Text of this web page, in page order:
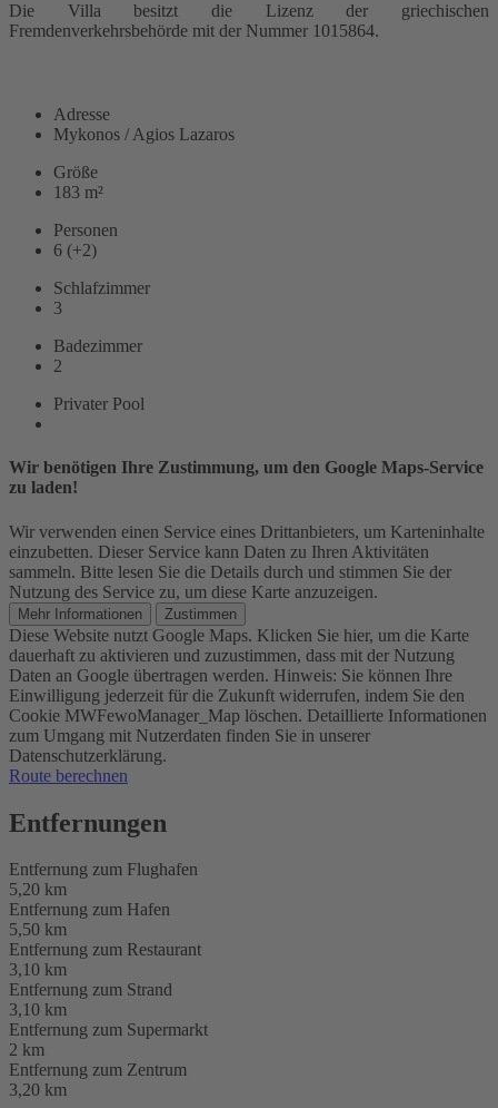
Die Villa besitzt die Lizenz der griechischen
Fremdenverkehrsbehörde mit der Nummer 1015864.
Adresse
Mykonos / Agios Lazaros
Größe
183 m²
Personen
6 (+2)
Schlafzimmer
3
Badezimmer
2
Privater Pool
Wir benötigen Ihre Zustimmung, um den Google Maps-Service
zu laden!
Wir verwenden einen Service eines Drittanbieters, um Karteninhalte
einzubetten. Dieser Service kann Daten zu Ihren Aktivitäten
sammeln. Bitte lesen Sie die Details durch und stimmen Sie der
Nutzung des Service zu, um diese Karte anzuzeigen.
Mehr Informationen Zustimmen
Diese Website nutzt Google Maps. Klicken Sie hier, um die Karte
dauerhaft zu aktivieren und zuzustimmen, dass mit der Nutzung
Daten an Google übertragen werden. Hinweis: Sie können Ihre
Einwilligung jederzeit für die Zukunft widerrufen, indem Sie den
Cookie MWFewoManager_Map löschen. Detaillierte Informationen
zum Umgang mit Nutzerdaten finden Sie in unserer
Datenschutzerklärung.
Route berechnen
Entfernungen
Entfernung zum Flughafen
5,20 km
Entfernung zum Hafen
5,50 km
Entfernung zum Restaurant
3,10 km
Entfernung zum Strand
3,10 km
Entfernung zum Supermarkt
2 km
Entfernung zum Zentrum
3,20 km